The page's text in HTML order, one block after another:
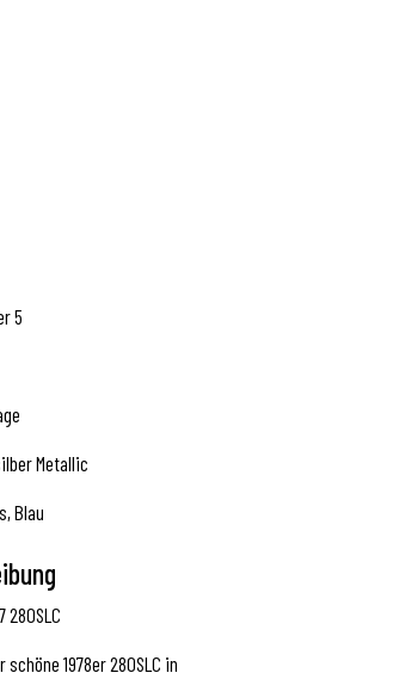
5
Metallic
Blau
280SLC
1978er 280SLC in